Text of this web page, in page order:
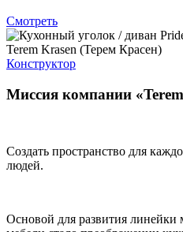
Смотреть
Конструктор
Миссия компании
Cоздать пространство для
людей.
Основой для развития линейки